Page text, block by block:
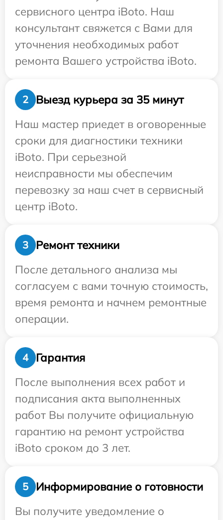
сервисного центра iBoto. Наш
консультант свяжется с Вами для
уточнения необходимых работ
ремонта Вашего устройства iBoto.
2
Выезд курьера за 35 минут
Наш мастер приедет в оговоренные
сроки для диагностики техники
iBoto. При серьезной
неисправности мы обеспечим
перевозку за наш счет в сервисный
центр iBoto.
3
Ремонт техники
После детального анализа мы
согласуем с вами точную стоимость,
время ремонта и начнем ремонтные
операции.
4
Гарантия
После выполнения всех работ и
подписания акта выполненных
работ Вы получите официальную
гарантию на ремонт устройства
iBoto сроком до 3 лет.
5
Информирование о готовности
Вы получите уведомление о